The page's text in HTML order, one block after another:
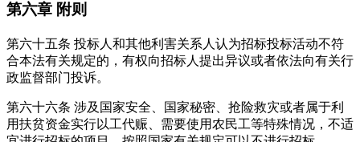
第六章 附则
第六十五条 投标人和其他利害关系人认为招标投标活动不符
合本法有关规定的，有权向招标人提出异议或者依法向有关行
政监督部门投诉。
第六十六条 涉及国家安全、国家秘密、抢险救灾或者属于利
用扶贫资金实行以工代赈、需要使用农民工等特殊情况，不适